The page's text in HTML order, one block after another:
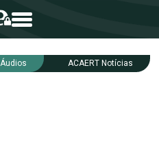
Áudios ACAERT Notícias